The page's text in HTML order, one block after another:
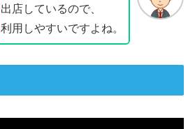
出店しているので、
利用しやすいですよね。